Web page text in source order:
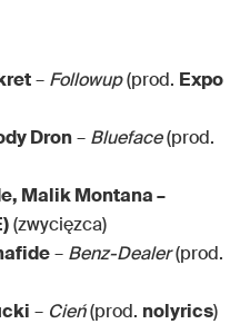
– Followup(prod. Expo
Dron– Blueface(prod.
Malik Montana –
(zwycięzca)
– Benz-Dealer(prod.
– Cień(prod. nolyrics)